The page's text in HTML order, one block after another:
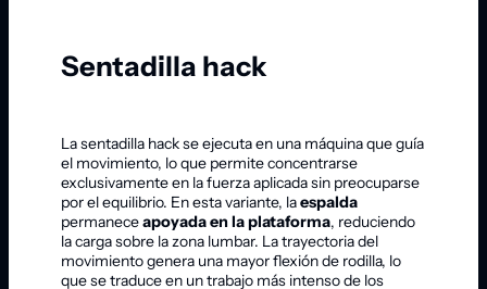
Sentadilla hack
La sentadilla hack se ejecuta en una máquina que guía
el movimiento, lo que permite concentrarse
exclusivamente en la fuerza aplicada sin preocuparse
por el equilibrio. En esta variante, laespalda
permaneceapoyada en la plataforma, reduciendo
la carga sobre la zona lumbar. La trayectoria del
movimiento genera una mayor flexión de rodilla, lo
que se traduce en un trabajo más intenso de los